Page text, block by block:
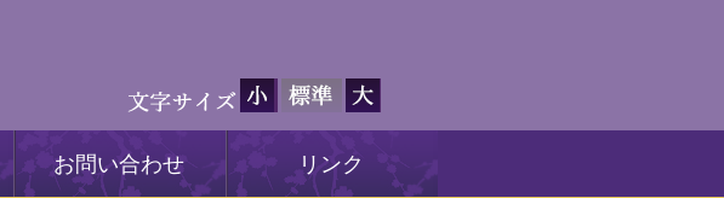
お問い合わせ リンク